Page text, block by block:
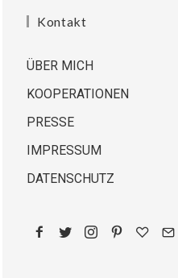
Kontakt
ÜBER MICH
KOOPERATIONEN
PRESSE
IMPRESSUM
DATENSCHUTZ